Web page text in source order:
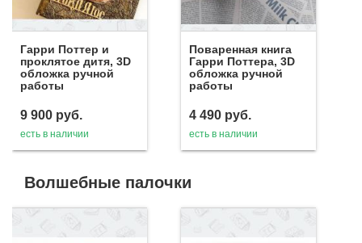
Гарри Поттер и
проклятое дитя, 3D
обложка ручной
работы
9 900 руб.
есть в наличии
Поваренная книга
Гарри Поттера, 3D
обложка ручной
работы
4 490 руб.
есть в наличии
Волшебные палочки